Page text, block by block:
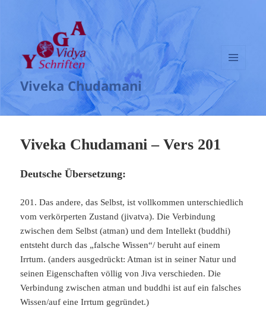
Viveka Chudamani
UND
WIDGETS
Viveka Chudamani – Vers 201
Deutsche Übersetzung:
201. Das andere, das Selbst, ist vollkommen unterschiedlich
vom verkörperten Zustand (jivatva). Die Verbindung
zwischen dem Selbst (atman) und dem Intellekt (buddhi)
entsteht durch das „falsche Wissen“/ beruht auf einem
Irrtum. (anders ausgedrückt: Atman ist in seiner Natur und
seinen Eigenschaften völlig von Jiva verschieden. Die
Verbindung zwischen atman und buddhi ist auf ein falsches
Wissen/auf eine Irrtum gegründet.)